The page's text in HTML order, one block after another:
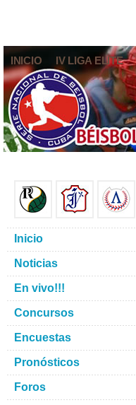
INICIO IV LIGA ELITE
Inicio
Noticias
En vivo!!!
Concursos
Encuestas
Pronósticos
Foros